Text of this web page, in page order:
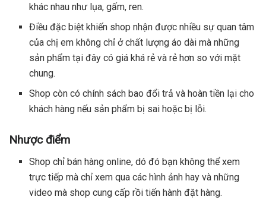
khác nhau như lụa, gấm, ren.
Điều đặc biệt khiến shop nhận được nhiều sự quan tâm
của chị em không chỉ ở chất lượng áo dài mà những
sản phẩm tại đây có giá khá rẻ và rẻ hơn so với mặt
chung.
Shop còn có chính sách bao đổi trả và hoàn tiền lại cho
khách hàng nếu sản phẩm bị sai hoặc bị lỗi.
Nhược điểm
Shop chỉ bán hàng online, dó đó bạn không thể xem
trực tiếp mà chỉ xem qua các hình ảnh hay và những
video mà shop cung cấp rồi tiến hành đặt hàng.